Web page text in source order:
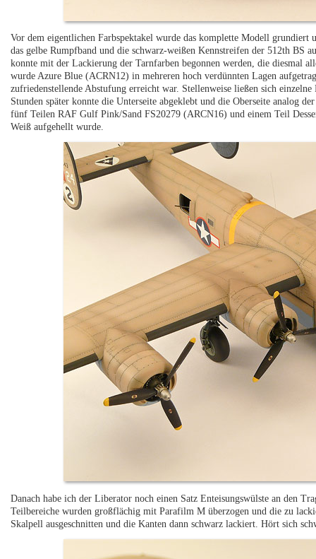
Vor dem eigentlichen Farbspektakel wurde das komplette Modell
das gelbe Rumpfband und die schwarz-weißen Kennstreifen der 512th BS
konnte mit der Lackierung der Tarnfarben begonnen werden, die diesmal
wurde Azure Blue (ACRN12) in mehreren hoch verdünnten Lagen
zufriedenstellende Abstufung erreicht war. Stellenweise ließen sich
Stunden später konnte die Unterseite abgeklebt und die Oberseite analog
fünf Teilen RAF Gulf Pink/Sand FS20279 (ARCN16) und einem Teil
Weiß aufgehellt wurde.
Danach habe ich der Liberator noch einen Satz Enteisungswülste an den
Teilbereiche wurden großflächig mit Parafilm M überzogen und die zu
Skalpell ausgeschnitten und die Kanten dann schwarz lackiert. Hört sich